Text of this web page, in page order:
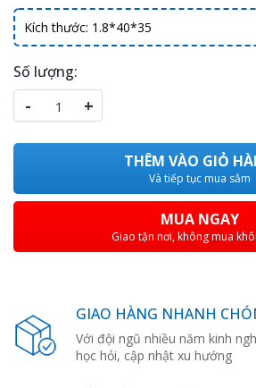
Kích thước: 1.8*40*35
Số lượng:
- +
THÊM VÀO GIỎ
Và tiếp tục mua sắm
MUA NGAY
Giao tận nơi, không mua
GIAO HÀNG NHANH
Với đội ngũ nhiều năm kinh
học hỏi, cập nhật xu hướng